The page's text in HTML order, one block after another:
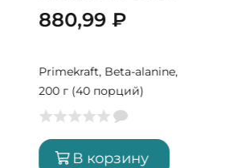
880,99₽
Primekraft, Beta-alanine,
200 г (40 порций)
В корзину